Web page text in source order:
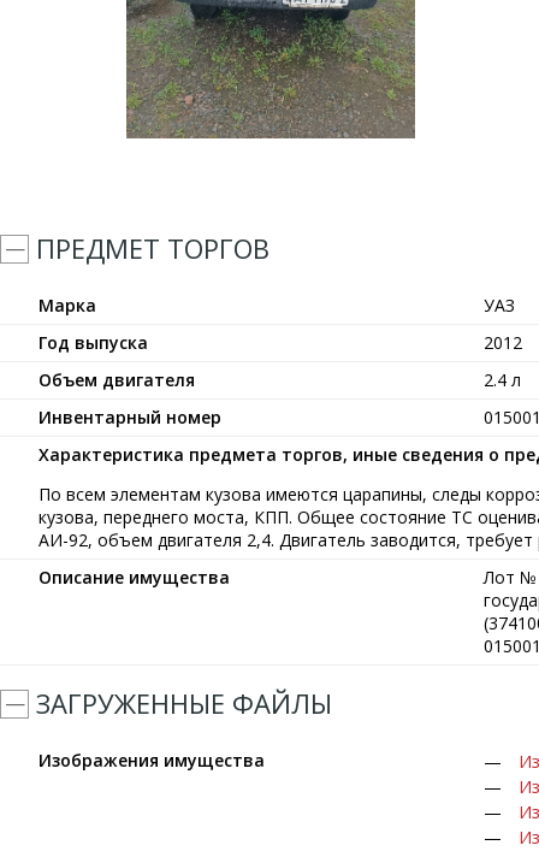
ПРЕДМЕТ ТОРГОВ
Марка
УАЗ
Год выпуска
2012
Объем двигателя
2.4 л
Инвентарный номер
Характеристика предмета торгов, иные сведения о
По всем элементам кузова имеются царапины, следы
кузова, переднего моста, КПП. Общее состояние ТС
АИ-92, объем двигателя 2,4. Двигатель заводится,
Описание имущества
Лот №
ЗАГРУЖЕННЫЕ ФАЙЛЫ
Изображения имущества